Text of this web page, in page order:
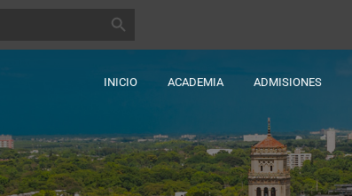
INICIO ACADEMIA ADMISIONES